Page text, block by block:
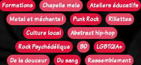
Formations
Chapelle mele
Ateliers éducatifs
Metal et méchants !
Punk Rock
Rillettes
Culture local
Abstract hip-hop
Rock Psychédélique
BD
LGBTQIA+
De la douceur
Du sang
Rassemblement